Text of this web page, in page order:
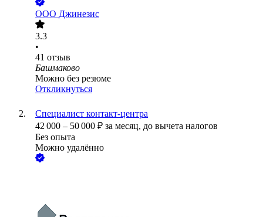
ООО Джинезис
3.3
•
41 отзыв
Башмаково
Можно без резюме
Откликнуться
Специалист контакт-центра
42 000 – 50 000 ₽ за месяц, до вычета налогов
Без опыта
Можно удалённо